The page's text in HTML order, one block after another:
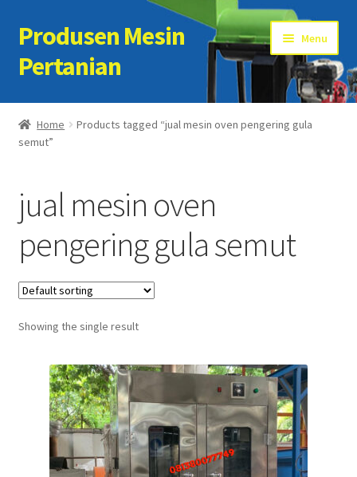
Skip
to
navigation
Skip
to
content
Produsen Mesin
Pertanian
Menu
Home
Artikel
Checkout
Home
Products tagged “jual mesin oven pengering gula
semut”
jual mesin oven
pengering gula semut
Showing the single result